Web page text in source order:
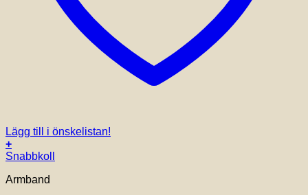
Lägg till i önskelistan!
+
Den
produkten
Snabbkoll
Armband